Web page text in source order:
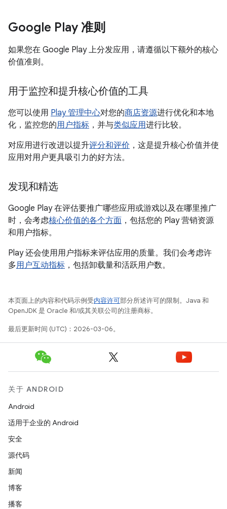
Google Play 准则
如果您在 Google Play 上分发应用，请遵循以下额外的核心
价值准则。
用于监控和提升核心价值的工具
您可以使用 Play 管理中心对您的商店资源进行优化和本地
化，监控您的用户指标 ，并与类似应用进行比较。
对应用进行改进以提升评分和评价 ，这是提升核心价值并使
应用对用户更具吸引力的好方法。
发现和精选
Google Play 在评估要推广哪些应用或游戏以及在哪里推广
时，会考虑核心价值的各个方面 ，包括您的 Play 营销资源
和用户指标。
Play 还会使用用户指标来评估应用的质量。我们会考虑许
多用户互动指标 ，包括卸载量和活跃用户数。
本页面上的内容和代码示例受内容许可部分所述许可的限制。Java 和
OpenJDK 是 Oracle 和/或其关联公司的注册商标。
最后更新时间 (UTC)：2026-03-06。
关于 ANDROID
Android
适用于企业的 Android
安全
源代码
新闻
博客
播客